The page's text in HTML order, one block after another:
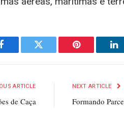
Facebook Twitter Pinterest
ARTICLE
de Caça
NEXT ARTICLE
Formando